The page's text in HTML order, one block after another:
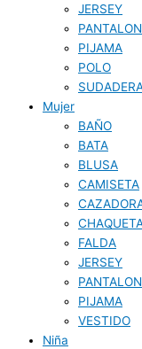
JERSEY
PANTALON
PIJAMA
POLO
Mujer
BAÑO
BATA
BLUSA
CAMISETA
FALDA
JERSEY
PANTALON
PIJAMA
VESTIDO
Niña